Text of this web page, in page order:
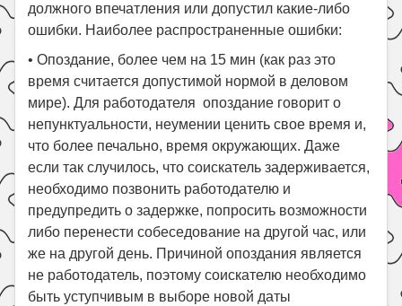
должного впечатления или допустил какие-либо
ошибки. Наиболее распространенные ошибки:
• Опоздание, более чем на 15 мин (как раз это
время считается допустимой нормой в деловом
мире). Для работодателя опоздание говорит о
непунктуальности, неумении ценить свое время и,
что более печально, время окружающих. Даже
если так случилось, что соискатель задерживается,
необходимо позвонить работодателю и
предупредить о задержке, попросить возможности
либо перенести собеседование на другой час, или
же на другой день. Причиной опоздания является
не работодатель, поэтому соискателю необходимо
быть уступчивым в выборе новой даты